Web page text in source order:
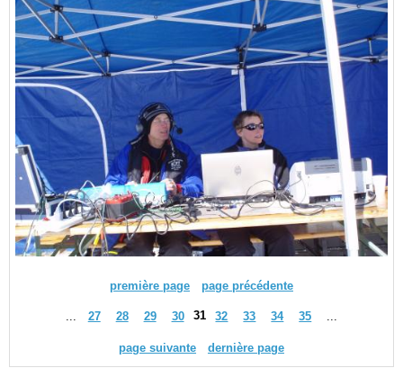
première page page précédente
... 27 28 29 30 31 32 33 34 35 ...
page suivante dernière page